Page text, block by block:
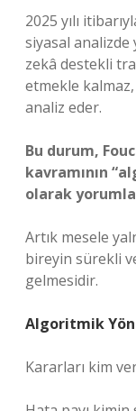
2025 yılı
siyasal
zekâ destekli
etmekle
analiz eder.
Bu durum,
kavramının
olarak
Artık mesele
bireyin sürekli
gelmesidir.
Algoritmik
Kararları kim